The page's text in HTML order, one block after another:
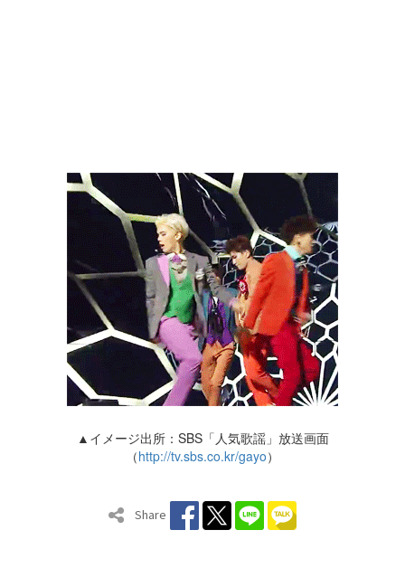
▲イメージ出所：SBS「人気歌謡」放送画面
（http://tv.sbs.co.kr/gayo）
Share